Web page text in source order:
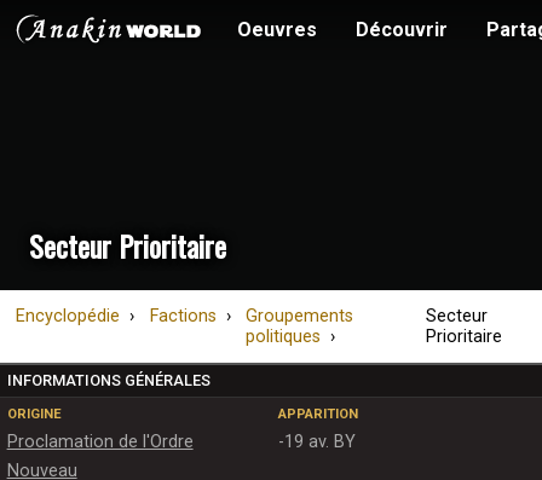
Oeuvres Découvrir
Secteur Prioritaire
Encyclopédie Factions
Groupements
politiques
Secteur
Prioritaire
INFORMATIONS GÉNÉRALES
ORIGINE
Proclamation de l'Ordre
Nouveau
APPARITION
-19 av. BY